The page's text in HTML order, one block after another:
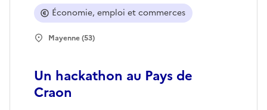
Un hackathon au Pays de
Craon
Économie, emploi et commerces
Mayenne (53)